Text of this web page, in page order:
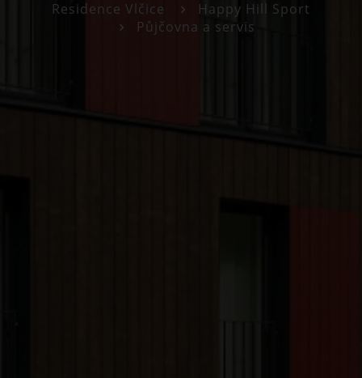
Residence Vlčice
Happy Hill Sport
Půjčovna a servis